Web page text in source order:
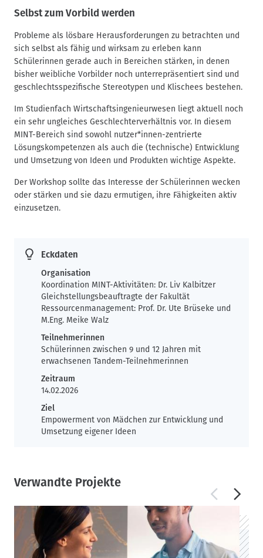
Selbst zum Vorbild werden
Probleme als lösbare Herausforderungen zu betrachten und
sich selbst als fähig und wirksam zu erleben kann
Schülerinnen gerade auch in Bereichen stärken, in denen
bisher weibliche Vorbilder noch unterrepräsentiert sind und
geschlechtsspezifische Stereotypen und Klischees bestehen.
Im Studienfach Wirtschaftsingenieurwesen liegt aktuell noch
ein sehr ungleiches Geschlechterverhältnis vor. In diesem
MINT-Bereich sind sowohl nutzer*innen-zentrierte
Lösungskompetenzen als auch die (technische) Entwicklung
und Umsetzung von Ideen und Produkten wichtige Aspekte.
Der Workshop sollte das Interesse der Schülerinnen wecken
oder stärken und sie dazu ermutigen, ihre Fähigkeiten aktiv
einzusetzen.
Eckdaten
Organisation
Koordination MINT-Aktivitäten: Dr. Liv Kalbitzer
Gleichstellungsbeauftragte der Fakultät
Ressourcenmanagement: Prof. Dr. Ute Brüseke und
M.Eng. Meike Walz
Teilnehmerinnen
Schülerinnen zwischen 9 und 12 Jahren mit
erwachsenen Tandem-Teilnehmerinnen
Zeitraum
14.02.2026
Ziel
Empowerment von Mädchen zur Entwicklung und
Umsetzung eigener Ideen
Verwandte Projekte